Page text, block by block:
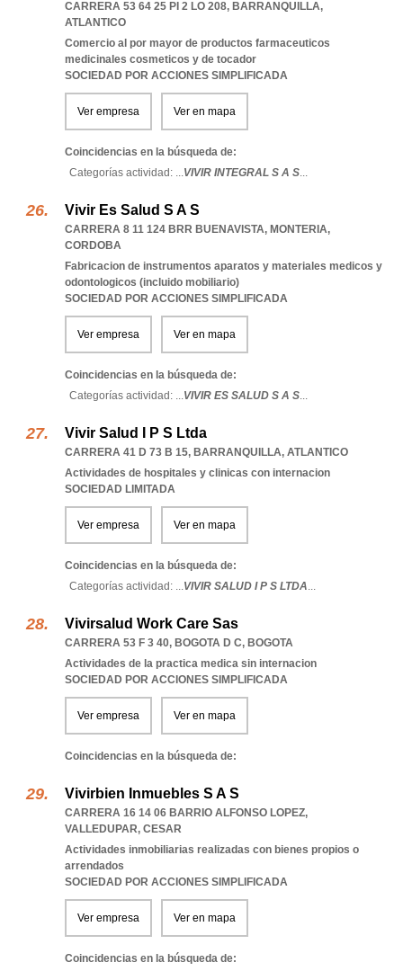
CARRERA 53 64 25 PI 2 LO 208, BARRANQUILLA,
ATLANTICO
Comercio al por mayor de productos farmaceuticos
medicinales cosmeticos y de tocador
SOCIEDAD POR ACCIONES SIMPLIFICADA
Ver empresa Ver en mapa
Coincidencias en la búsqueda de:
Categorías actividad: ...VIVIR INTEGRAL S A S...
Vivir Es Salud S A S
CARRERA 8 11 124 BRR BUENAVISTA, MONTERIA,
CORDOBA
Fabricacion de instrumentos aparatos y materiales medicos y
odontologicos (incluido mobiliario)
SOCIEDAD POR ACCIONES SIMPLIFICADA
Ver empresa Ver en mapa
Coincidencias en la búsqueda de:
Categorías actividad: ...VIVIR ES SALUD S A S...
Vivir Salud I P S Ltda
CARRERA 41 D 73 B 15, BARRANQUILLA, ATLANTICO
Actividades de hospitales y clinicas con internacion
SOCIEDAD LIMITADA
Ver empresa Ver en mapa
Coincidencias en la búsqueda de:
Categorías actividad: ...VIVIR SALUD I P S LTDA...
Vivirsalud Work Care Sas
CARRERA 53 F 3 40, BOGOTA D C, BOGOTA
Actividades de la practica medica sin internacion
SOCIEDAD POR ACCIONES SIMPLIFICADA
Ver empresa Ver en mapa
Coincidencias en la búsqueda de:
Vivirbien Inmuebles S A S
CARRERA 16 14 06 BARRIO ALFONSO LOPEZ,
VALLEDUPAR, CESAR
Actividades inmobiliarias realizadas con bienes propios o
arrendados
SOCIEDAD POR ACCIONES SIMPLIFICADA
Ver empresa Ver en mapa
Coincidencias en la búsqueda de: